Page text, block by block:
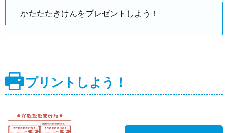
かたたたきけんをプレゼントしよう！
プリントしよう！